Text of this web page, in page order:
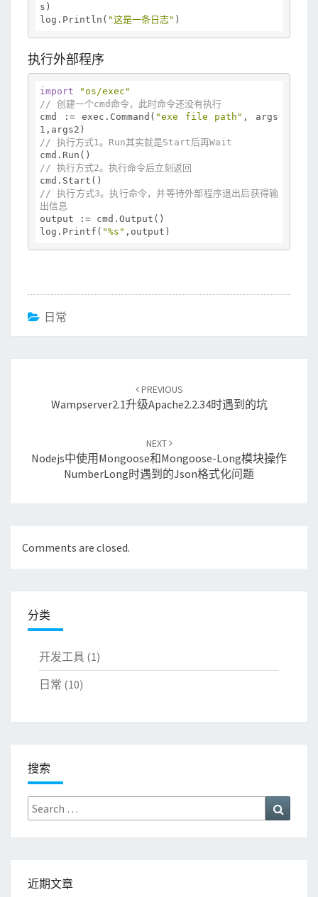
s)
log.Println( "这是一条日志"
执行外部程序
import
"os/exec"
// 创建一个cmd命令，此时命令还没有执行
cmd := exec.Command( "exe file path" , args
// 执行方式1。Run其实就是Start后再Wait
// 执行方式2。执行命令后立刻返回
// 执行方式3。执行命令，并等待外部程序退出后获得输
出信息
output := cmd.Output()
log.Printf( "%s"
日常
PREVIOUS
Wampserver2.1升级apache2.2.34时遇到的坑
NEXT
Nodejs中使用mongoose和mongoose-Long模块操作
NumberLong时遇到的json格式化问题
Comments are closed.
分类
开发工具 (1)
日常 (10)
搜索
Search
for:
近期文章